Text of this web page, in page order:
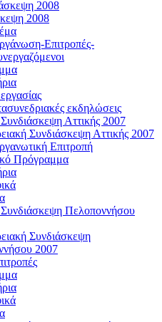
2008
2008
Επιτροπές-
εκδηλώσεις
Αττικής 2007
Συνδιάσκεψη Αττικής 2007
Επιτροπή
Πρόγραμμα
Συνδιάσκεψη Πελοποννήσου
Συνδιάσκεψη
2007